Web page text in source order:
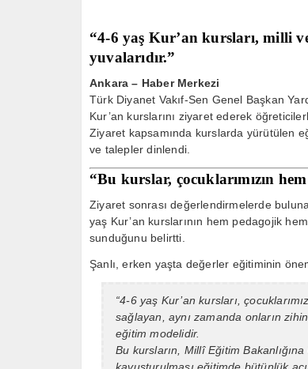
“4-6 yaş Kur’an kursları, milli
yuvalarıdır.”
Ankara – Haber Merkezi
Türk Diyanet Vakıf-Sen Genel Başkan
Kur’an kurslarını ziyaret ederek
Ziyaret kapsamında kurslarda yürütülen
ve talepler dinlendi.
“Bu kurslar, çocuklarımızın
Ziyaret sonrası değerlendirmelerde
yaş Kur’an kurslarının hem pedagojik
sunduğunu belirtti.
Şanlı, erken yaşta değerler eğitiminin
“4-6 yaş Kur’an kursları,
sağlayan, aynı zamanda onların
eğitim modelidir.
Bu kursların, Millî Eğitim
kavuşturulması eğitimde bütünlük